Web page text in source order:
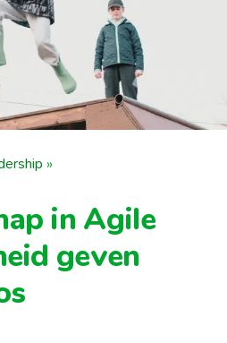
»
in Agile
geven